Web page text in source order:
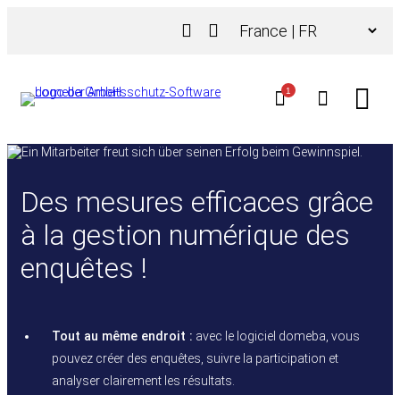
une
1
Des mesures efficaces grâce
à la gestion numérique des
enquêtes !
Tout au même endroit : avec le logiciel domeba, vous
pouvez créer des enquêtes, suivre la participation et
analyser clairement les résultats.